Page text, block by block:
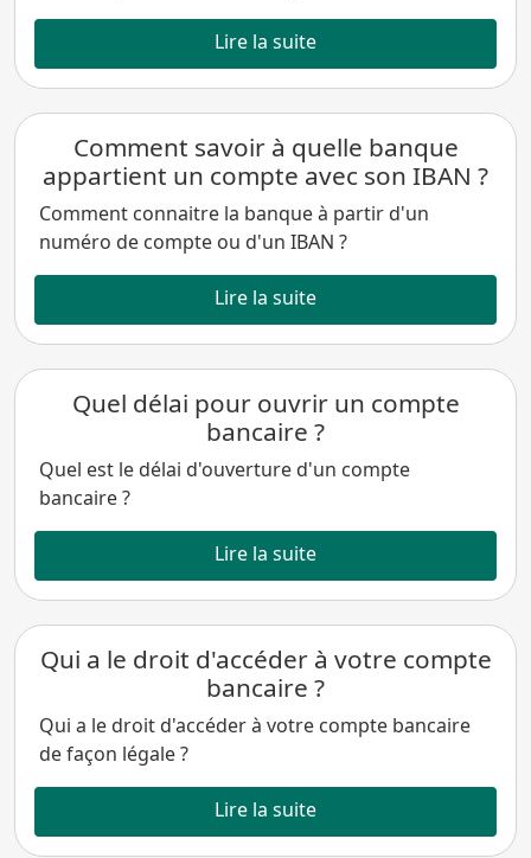
Lire la suite
Comment savoir à quelle banque
appartient un compte avec son IBAN ?
Comment connaitre la banque à partir d'un
numéro de compte ou d'un IBAN ?
Lire la suite
Quel délai pour ouvrir un compte
bancaire ?
Quel est le délai d'ouverture d'un compte
bancaire ?
Lire la suite
Qui a le droit d'accéder à votre compte
bancaire ?
Qui a le droit d'accéder à votre compte bancaire
de façon légale ?
Lire la suite